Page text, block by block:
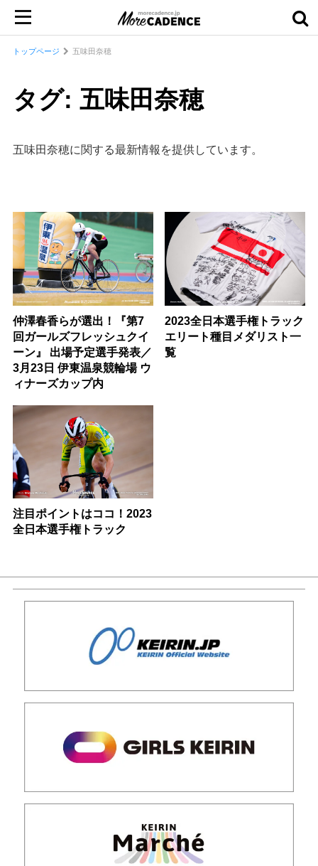
トップページ 五味田奈穂
タグ: 五味田奈穂
五味田奈穂に関する最新情報を提供しています。
仲澤春香らが選出！『第7
回ガールズフレッシュクイ
ーン』 出場予定選手発表／
3月23日 伊東温泉競輪場 ウ
ィナーズカップ内
2023全日本選手権トラック
エリート種目メダリスト一
覧
注目ポイントはココ！2023
全日本選手権トラック